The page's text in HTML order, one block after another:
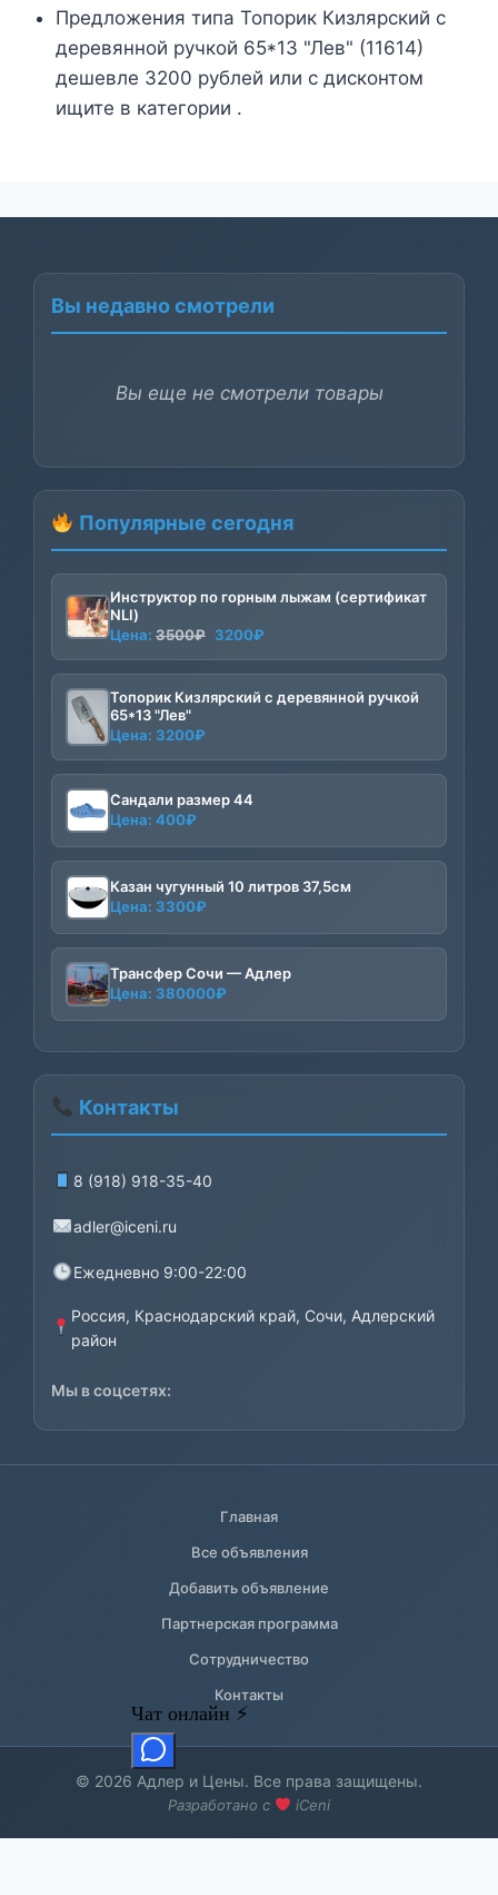
Предложения типа Топорик Кизлярский с
деревянной ручкой 65*13 "Лев" (11614)
дешевле 3200 рублей или с дисконтом
ищите в категории .
Вы недавно смотрели
Вы еще не смотрели товары
Популярные сегодня
Инструктор по горным лыжам (сертификат
NLI)
Цена: 3500₽ Первоначальная
составляла
3500₽.
3200₽
3200₽.
Топорик Кизлярский с деревянной ручкой
65*13 "Лев"
Цена: 3200₽
Сандали размер 44
Цена: 400₽
Казан чугунный 10 литров 37,5см
Цена: 3300₽
Трансфер Сочи — Адлер
Цена: 380000₽
Контакты
8 (918) 918-35-40
adler@iceni.ru
Ежедневно 9:00-22:00
Россия, Краснодарский край, Сочи, Адлерский
район
Мы в соцсетях:
Главная
Все объявления
Добавить объявление
Партнерская программа
Сотрудничество
Контакты
© 2026 Адлер и Цены. Все права защищены.
Разработано с iCeni